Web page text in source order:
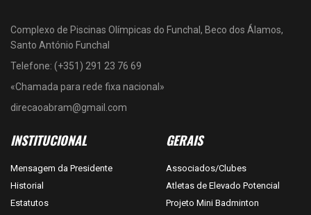
Complexo de Piscinas Olímpicas do Funchal, Beco dos Álamos,
Santo António Funchal
Telefone: (+351) 291 23 76 69
«Chamada para rede fixa nacional»
direcaoabram@gmail.com
INSTITUCIONAL
Mensagem da Presidente
Historial
Estatutos
GERAIS
Associados/Clubes
Atletas de Elevado Potencial
Projeto Mini Badminton